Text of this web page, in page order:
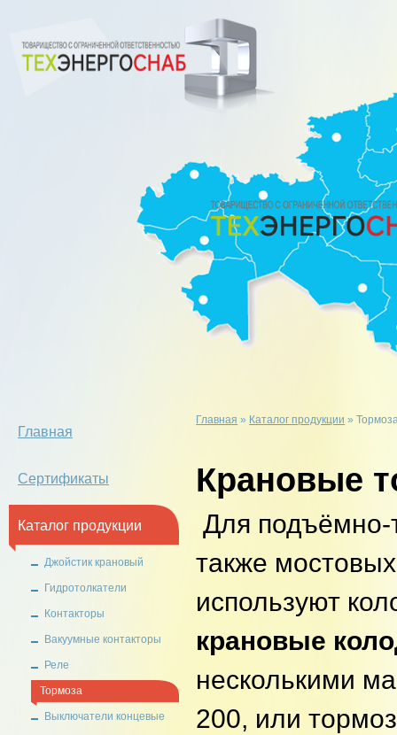
Главная
Сертификаты
Каталог продукции
Джойстик крановый
Гидротолкатели
Контакторы
Вакуумные контакторы
Реле
Тормоза
Выключатели концевые
Главная » Каталог продукции »
Крановые
Для подъёмно-
также
используют
крановые
несколькими
200, или